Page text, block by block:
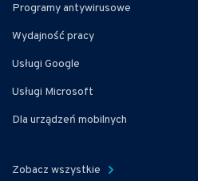
Programy antywirusowe
Wydajność pracy
Usługi Google
Usługi Microsoft
Dla urządzeń mobilnych
Zobacz wszystkie